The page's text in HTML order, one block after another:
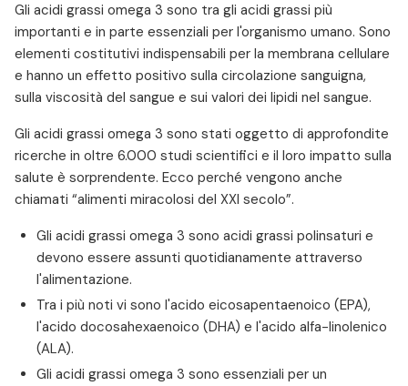
Gli acidi grassi omega 3 sono tra gli acidi grassi più
importanti e in parte essenziali per l'organismo umano. Sono
elementi costitutivi indispensabili per la membrana cellulare
e hanno un effetto positivo sulla circolazione sanguigna,
sulla viscosità del sangue e sui valori dei lipidi nel sangue.
Gli acidi grassi omega 3 sono stati oggetto di approfondite
ricerche in oltre 6.000 studi scientifici e il loro impatto sulla
salute è sorprendente. Ecco perché vengono anche
chiamati “alimenti miracolosi del XXI secolo”.
Gli acidi grassi omega 3 sono acidi grassi polinsaturi e
devono essere assunti quotidianamente attraverso
l'alimentazione.
Tra i più noti vi sono l'acido eicosapentaenoico (EPA),
l'acido docosahexaenoico (DHA) e l'acido alfa-linolenico
(ALA).
Gli acidi grassi omega 3 sono essenziali per un